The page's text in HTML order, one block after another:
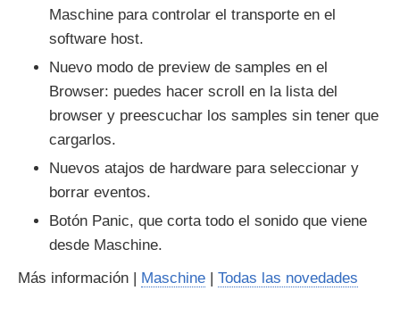
Maschine para controlar el transporte en el
software host.
Nuevo modo de preview de samples en el
Browser: puedes hacer scroll en la lista del
browser y preescuchar los samples sin tener que
cargarlos.
Nuevos atajos de hardware para seleccionar y
borrar eventos.
Botón Panic, que corta todo el sonido que viene
desde Maschine.
Más información | Maschine | Todas las novedades